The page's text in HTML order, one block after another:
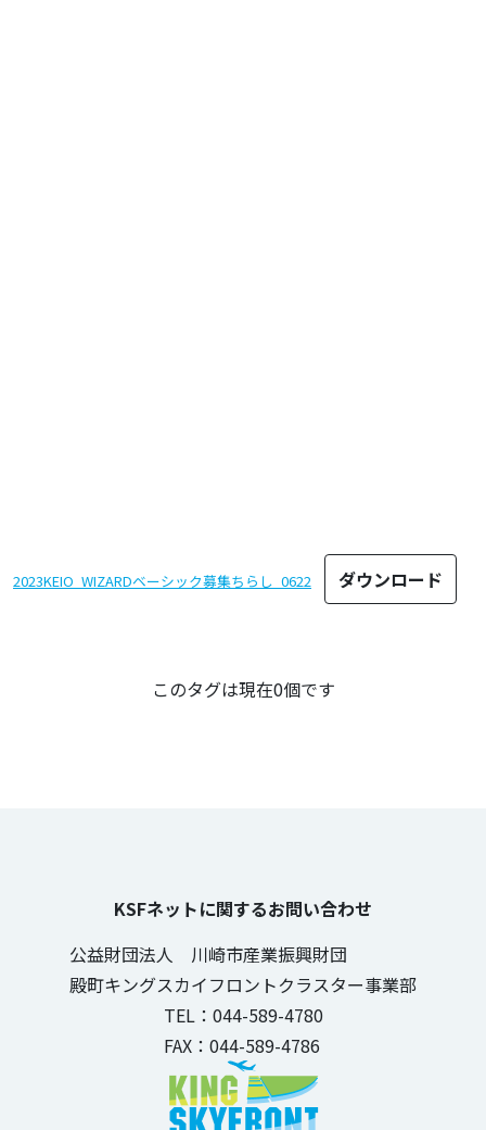
2023KEIO_WIZARDベーシック募集ちらし_0622 ダウンロード
この記事のタグこのタグは現在0個です
KSFネットに関するお問い合わせ
公益財団法人 川崎市産業振興財団
殿町キングスカイフロントクラスター事業部
TEL：044-589-4780
FAX：044-589-4786